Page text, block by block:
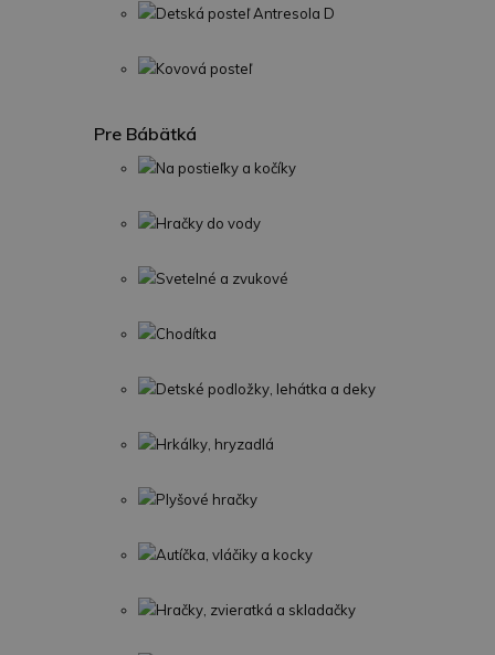
Detská posteľ Antresola D
Kovová posteľ
Pre Bábätká
Na postieľky a kočíky
Hračky do vody
Svetelné a zvukové
Chodítka
Detské podložky, lehátka a deky
Hrkálky, hryzadlá
Plyšové hračky
Autíčka, vláčiky a kocky
Hračky, zvieratká a skladačky